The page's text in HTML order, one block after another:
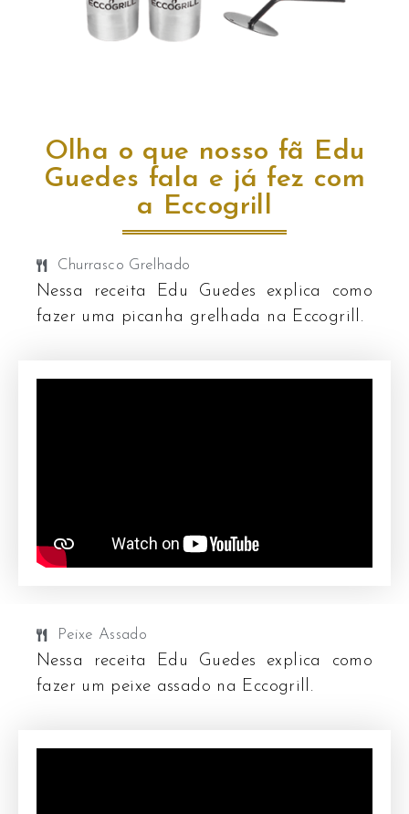
Olha o que nosso fã Edu
Guedes fala e já fez com
a Eccogrill
Churrasco Grelhado
Nessa receita Edu Guedes explica como
fazer uma picanha grelhada na Eccogrill.
Peixe Assado
Nessa receita Edu Guedes explica como
fazer um peixe assado na Eccogrill.